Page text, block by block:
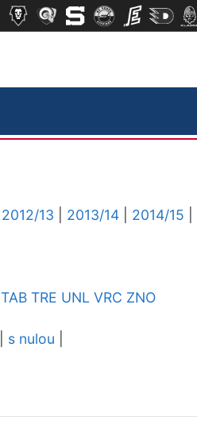
2012/13 2013/14 2014/15
TAB TRE UNL VRC ZNO
s nulou